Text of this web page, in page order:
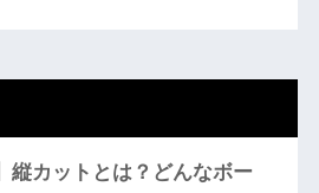
縦カットとは？どんなボー